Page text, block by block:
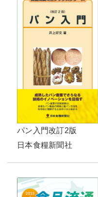
パン入門改訂2版
日本食糧新聞社